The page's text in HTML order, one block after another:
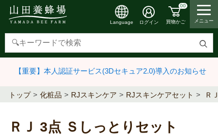
検
す
Language ログイン
00
買物かご メニュー
【重要】本人認証サービス(3Dセキュア2.0)導入のお知らせ
トップ 化粧品 RJスキンケア RJスキンケアセット Ｒ
ＲＪ 3点 Ｓしっとりセット